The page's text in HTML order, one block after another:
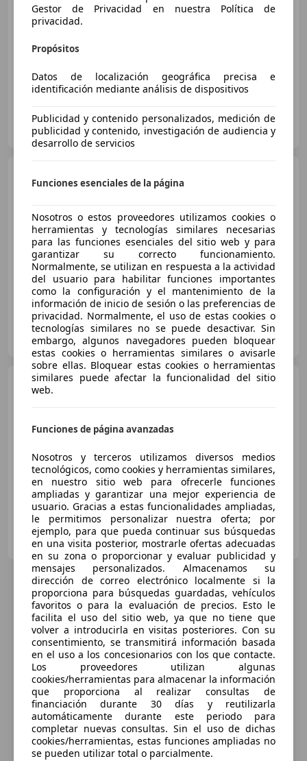
147 kW (200 CV)
Particular
BE-3940 Hecthel-Eksel
163ch FAP BMP6 + Electric 37ch
€ 5.700
01/2012 225.000 km
Electro/Diésel
120 kW (163 CV)
Particular
FR-68200 Mulhouse
Peugeot 508RXH 2.0 HDi
€ 4.950
08/2012 460.340 km Electro/Diésel -/-
Van Leeuwen Auto's Assen B.V.
NL-9403 DP ASSEN
Gestor de Privacidad en nuestra Política de
privacidad.
Propósitos
Datos de localización geográfica precisa e
identificación mediante análisis de dispositivos
Publicidad y contenido personalizados, medición de
publicidad y contenido, investigación de audiencia y
desarrollo de servicios
Funciones esenciales de la página
Nosotros o estos proveedores utilizamos cookies o
herramientas y tecnologías similares necesarias
para las funciones esenciales del sitio web y para
garantizar su correcto funcionamiento.
Normalmente, se utilizan en respuesta a la actividad
del usuario para habilitar funciones importantes
como la configuración y el mantenimiento de la
información de inicio de sesión o las preferencias de
privacidad. Normalmente, el uso de estas cookies o
tecnologías similares no se puede desactivar. Sin
embargo, algunos navegadores pueden bloquear
estas cookies o herramientas similares o avisarle
sobre ellas. Bloquear estas cookies o herramientas
similares puede afectar la funcionalidad del sitio
web.
Funciones de página avanzadas
Nosotros y terceros utilizamos diversos medios
tecnológicos, como cookies y herramientas similares,
en nuestro sitio web para ofrecerle funciones
ampliadas y garantizar una mejor experiencia de
usuario. Gracias a estas funcionalidades ampliadas,
le permitimos personalizar nuestra oferta; por
ejemplo, para que pueda continuar sus búsquedas
en una visita posterior, mostrarle ofertas adecuadas
en su zona o proporcionar y evaluar publicidad y
mensajes personalizados. Almacenamos su
dirección de correo electrónico localmente si la
proporciona para búsquedas guardadas, vehículos
favoritos o para la evaluación de precios. Esto le
facilita el uso del sitio web, ya que no tiene que
volver a introducirla en visitas posteriores. Con su
consentimiento, se transmitirá información basada
en el uso a los concesionarios con los que contacte.
Los proveedores utilizan algunas
cookies/herramientas para almacenar la información
que proporciona al realizar consultas de
financiación durante 30 días y reutilizarla
automáticamente durante este periodo para
completar nuevas consultas. Sin el uso de dichas
cookies/herramientas, estas funciones ampliadas no
se pueden utilizar total o parcialmente.